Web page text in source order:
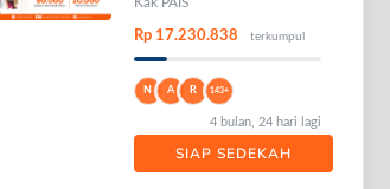
Rp 17.230.838 terkumpul
N A R 143+
4 bulan, 24 hari lagi
SIAP SEDEKAH